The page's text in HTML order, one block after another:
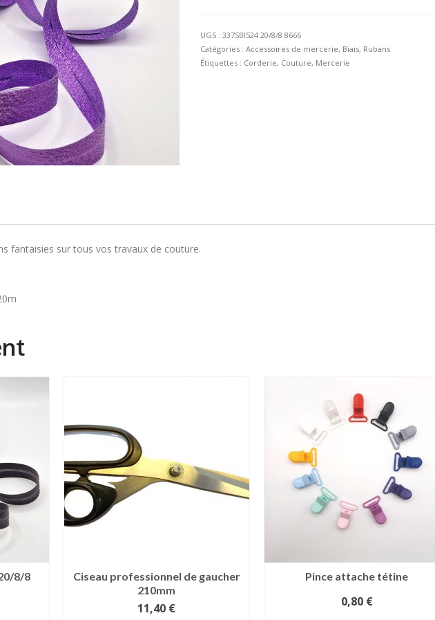
20/8/8
UGS : 337SBI524 20/8/8 8666
Catégories : Accessoires de mercerie, Biais, Rubans
Étiquettes : Corderie, Couture, Mercerie
fantaisies sur tous vos travaux de couture.
8/8
Ciseau professionnel de gaucher
210mm
11,40 €
Pince attache tétine
0,80 €